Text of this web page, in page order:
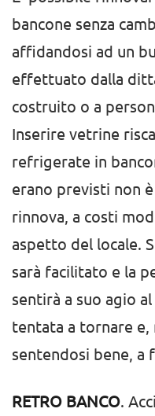
bancone senza
affidandosi ad un
effettuato dalla
costruito o a
Inserire vetrine
refrigerate in
erano previsti non
rinnova, a costi
aspetto del locale.
sarà facilitato e la
sentirà a suo agio
tentata a tornare e,
sentendosi bene, a
RETRO BANCO.